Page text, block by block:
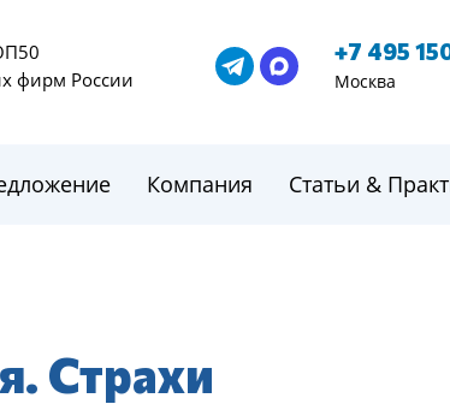
фирм России
+7 495
Москва
Компания Статьи &
Страхи